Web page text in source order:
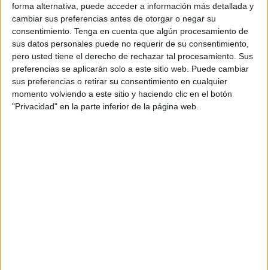
forma alternativa, puede acceder a información más detallada y
cambiar sus preferencias antes de otorgar o negar su
consentimiento. Tenga en cuenta que algún procesamiento de
sus datos personales puede no requerir de su consentimiento,
pero usted tiene el derecho de rechazar tal procesamiento. Sus
preferencias se aplicarán solo a este sitio web. Puede cambiar
sus preferencias o retirar su consentimiento en cualquier
momento volviendo a este sitio y haciendo clic en el botón
"Privacidad" en la parte inferior de la página web.
Aguad
Aguilar
Akel
Alam